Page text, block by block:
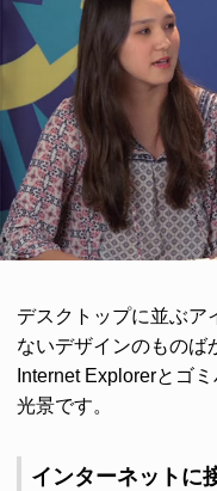
デスクトップに並ぶア
ないデザインのものば
Internet Explorerとゴ
光景です。
インターネットに